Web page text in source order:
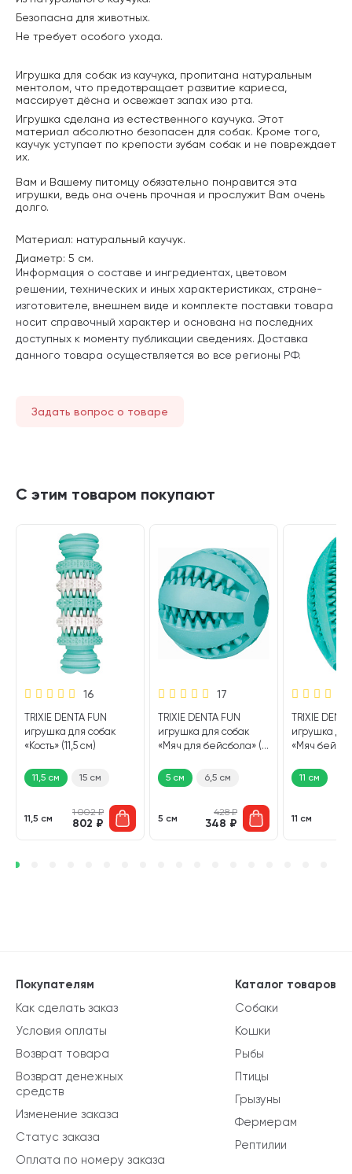
Безопасна для животных.
Не требует особого ухода.
Игрушка для собак из каучука, пропитана натуральным
ментолом, что предотвращает развитие кариеса,
массирует дёсна и освежает запах изо рта.
Игрушка сделана из естественного каучука. Этот
материал абсолютно безопасен для собак. Кроме того,
каучук уступает по крепости зубам собак и не повреждает
их.
Вам и Вашему питомцу обязательно понравится эта
игрушки, ведь она очень прочная и прослужит Вам очень
долго.
Материал: натуральный каучук.
Диаметр: 5 см.
Информация о составе и ингредиентах, цветовом
решении, технических и иных характеристиках, стране-
изготовителе, внешнем виде и комплекте поставки товара
носит справочный характер и основана на последних
доступных к моменту публикации сведениях. Доставка
данного товара осуществляется во все регионы РФ.
Задать вопрос о товаре
С этим товаром покупают
16
TRIXIE DENTA FUN
игрушка для собак
«Кость» (11,5 см)
11,5 см 15 см
11,5 см
1 002₽
802 ₽
17
TRIXIE DENTA FUN
игрушка для собак
«Мяч для бейсбола» (5
5 см 6,5 см
5 см
428₽
348 ₽
TRIXIE
игрушка
«Мяч
11 см
11 см
Каталог товаров
Собаки
Кошки
Рыбы
Птицы
Грызуны
Фермерам
Рептилии
Покупателям
Как сделать заказ
Условия оплаты
Возврат товара
Возврат денежных
средств
Изменение заказа
Статус заказа
Оплата по номеру заказа